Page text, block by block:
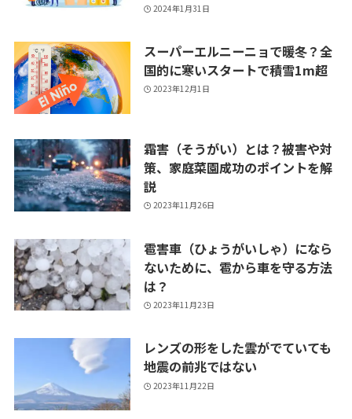
2024年1月31日
スーパーエルニーニョで暖冬？全
国的に寒いスタートで積雪1m超
2023年12月1日
霜害（そうがい）とは？被害や対
策、家庭菜園成功のポイントを解
説
2023年11月26日
雹害車（ひょうがいしゃ）になら
ないために、雹から車を守る方法
は？
2023年11月23日
レンズの形をした雲がでていても
地震の前兆ではない
2023年11月22日